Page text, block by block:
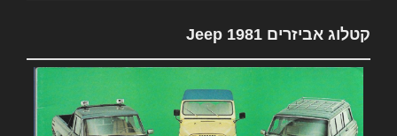
קטלוג אביזרים 1981 Jeep